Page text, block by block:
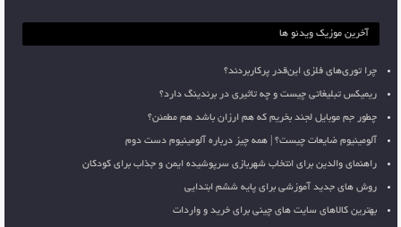
آخرین موزیک ویدئو ها
چرا توری‌های فلزی این‌قدر پرکاربردند؟
ریمیکس تبلیغاتی چیست و چه تاثیری در برندینگ دارد؟
چطور جم موبایل لجند بخریم که هم ارزان باشد هم مطمئن؟
آلومینیوم ضایعات چیست؟ | همه چیز درباره آلومینیوم دست دوم
راهنمای والدین برای انتخاب شهربازی سرپوشیده ایمن و جذاب برای کودکان
روش های جدید آموزشی برای پایه ششم ابتدایی
بهترین کالاهای سایت های چینی برای خرید و واردات